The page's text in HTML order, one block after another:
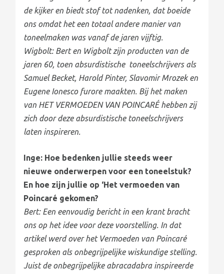
de kijker en biedt stof tot nadenken, dat boeide
ons omdat het een totaal andere manier van
toneelmaken was vanaf de jaren vijftig.
Wigbolt: Bert en Wigbolt zijn producten van de
jaren 60, toen absurdistische toneelschrijvers als
Samuel Becket, Harold Pinter, Slavomir Mrozek en
Eugene Ionesco furore maakten. Bij het maken
van HET VERMOEDEN VAN POINCARÉ hebben zij
zich door deze absurdistische toneelschrijvers
laten inspireren.
Inge: Hoe bedenken jullie steeds weer
nieuwe onderwerpen voor een toneelstuk?
En hoe zijn jullie op ‘Het vermoeden van
Poincaré gekomen?
Bert: Een eenvoudig bericht in een krant bracht
ons op het idee voor deze voorstelling. In dat
artikel werd over het Vermoeden van Poincaré
gesproken als onbegrijpelijke wiskundige stelling.
Juist de onbegrijpelijke abracadabra inspireerde